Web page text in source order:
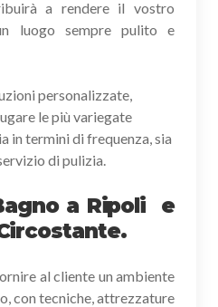
a rendere il vostro
luogo sempre pulito e
personalizzate,
le più variegate
in termini di frequenza, sia
di pulizia.
a Ripoli e
al cliente un ambiente
con tecniche, attrezzature